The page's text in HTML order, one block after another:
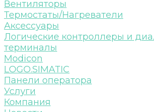
Вентиляторы
Термостаты/Нагреватели
Аксессуары
Логические контроллеры и
терминалы
Modicon
LOGO.SIMATIC
Панели оператора
Услуги
Компания